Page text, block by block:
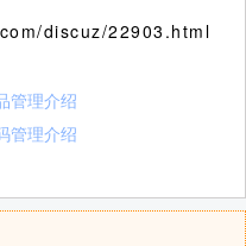
discuz/22903.html
管理介绍
管理介绍